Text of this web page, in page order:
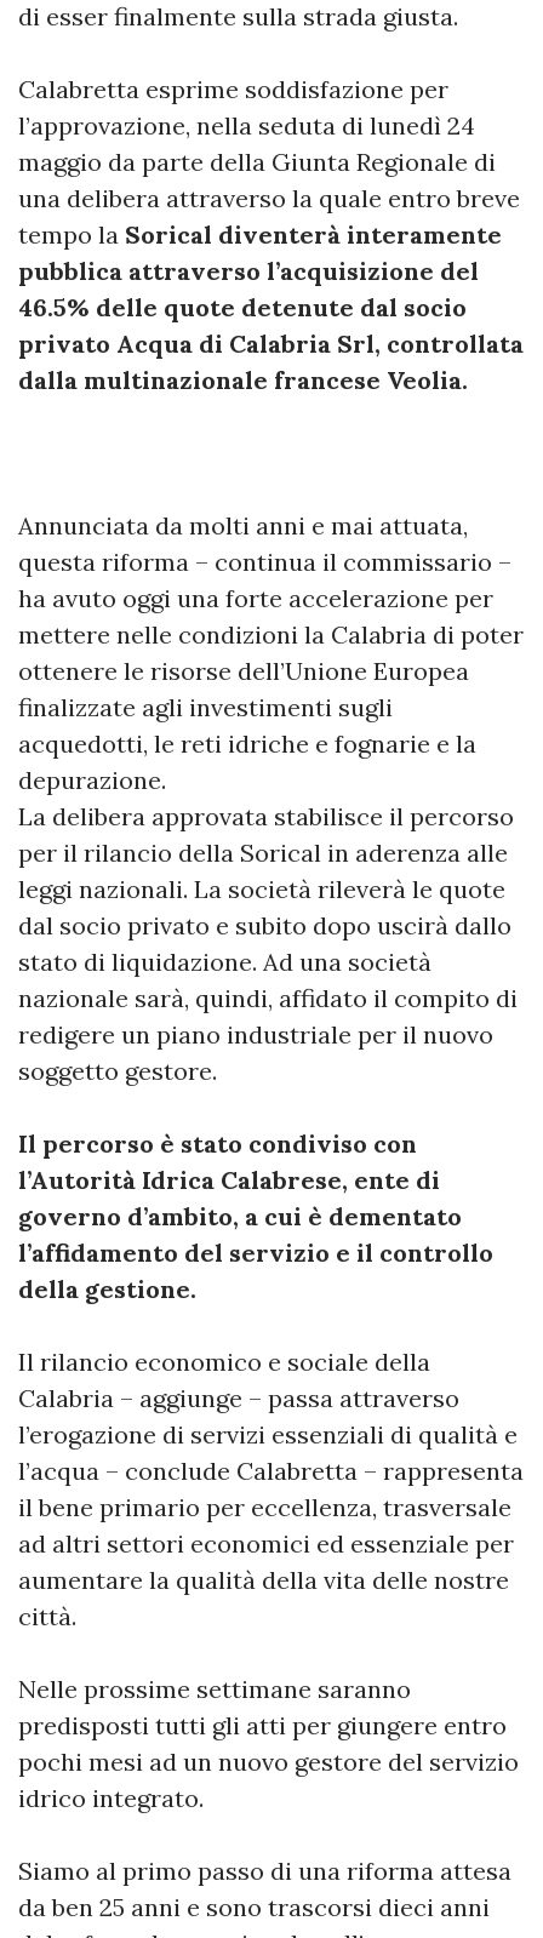
di esser finalmente sulla strada giusta.
Calabretta esprime soddisfazione per
l’approvazione, nella seduta di lunedì 24
maggio da parte della Giunta Regionale di
una delibera attraverso la quale entro breve
tempo la Sorical diventerà interamente
pubblica attraverso l’acquisizione del
46.5% delle quote detenute dal socio
privato Acqua di Calabria Srl, controllata
dalla multinazionale francese Veolia.
Annunciata da molti anni e mai attuata,
questa riforma – continua il commissario –
ha avuto oggi una forte accelerazione per
mettere nelle condizioni la Calabria di poter
ottenere le risorse dell’Unione Europea
finalizzate agli investimenti sugli
acquedotti, le reti idriche e fognarie e la
depurazione.
La delibera approvata stabilisce il percorso
per il rilancio della Sorical in aderenza alle
leggi nazionali. La società rileverà le quote
dal socio privato e subito dopo uscirà dallo
stato di liquidazione. Ad una società
nazionale sarà, quindi, affidato il compito di
redigere un piano industriale per il nuovo
soggetto gestore.
Il percorso è stato condiviso con
l’Autorità Idrica Calabrese, ente di
governo d’ambito, a cui è dementato
l’affidamento del servizio e il controllo
della gestione.
Il rilancio economico e sociale della
Calabria – aggiunge – passa attraverso
l’erogazione di servizi essenziali di qualità e
l’acqua – conclude Calabretta – rappresenta
il bene primario per eccellenza, trasversale
ad altri settori economici ed essenziale per
aumentare la qualità della vita delle nostre
città.
Nelle prossime settimane saranno
predisposti tutti gli atti per giungere entro
pochi mesi ad un nuovo gestore del servizio
idrico integrato.
Siamo al primo passo di una riforma attesa
da ben 25 anni e sono trascorsi dieci anni